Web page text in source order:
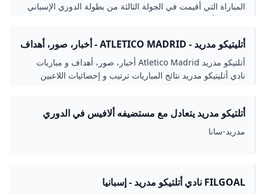
المباراة التي أقيمت في الجولة الثالثة من بطولة الدوري الإسباني
أتليتيكو مدريد - ATLETICO MADRID - أخبار، صور، أهداف
و مباريات نادي أتليتيكو مدريد - ELBOTOLA - البطولة
أتلتيكو مدريد Atletico Madrid أخبار، صور، أهداف و مباريات
نادي أتليتيكو مدريد نتائج المباريات ترتيب و إحصائيات اللاعبين
أتلتيكو مدريد يتعادل مع مستضيفه ألافيس في الدوري
الإسباني - S A N A – الوكالة العربية السورية للأنباء
مدريد-سانا
FILGOAL نادي أتلتيكو مدريد - إسبانيا